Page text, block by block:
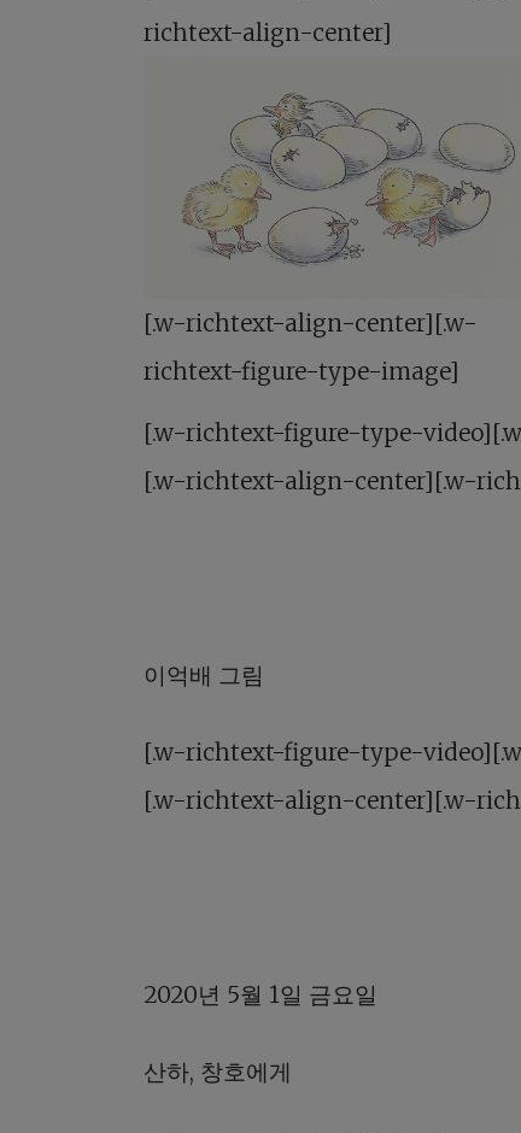
richtext-align-center]
[.w-richtext-align-center][.w-
richtext-figure-type-image]
[.w-richtext-figure-type-
[.w-richtext-align-center][.w-
이억배 그림
[.w-richtext-figure-type-
[.w-richtext-align-center][.w-
2020년 5월 1일 금요일
산하, 창호에게